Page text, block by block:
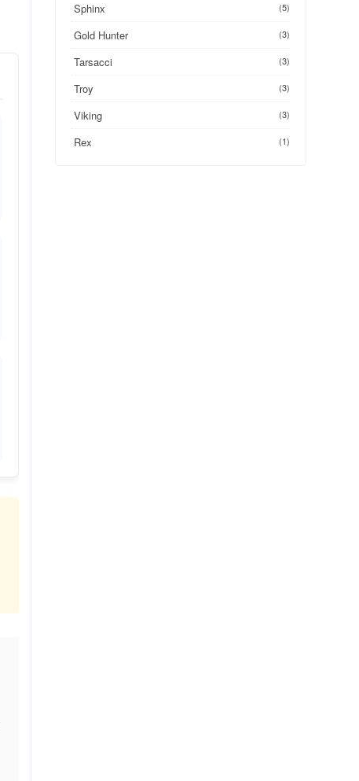
Sphinx (5)
Gold Hunter (3)
Tarsacci (3)
Troy (3)
Viking (3)
Rex (1)